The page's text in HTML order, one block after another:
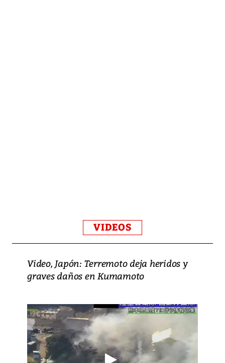
VIDEOS
Video, Japón: Terremoto deja heridos y
graves daños en Kumamoto